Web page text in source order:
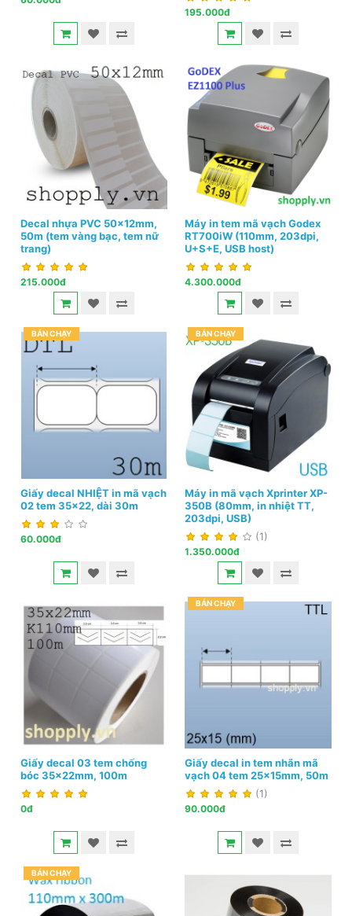
195.000đ
Decal nhựa PVC 50x12mm,
50m (tem vàng bạc, tem nữ
trang)
215.000đ
Máy in tem mã vạch Godex
RT700iW (110mm, 203dpi,
U+S+E, USB host)
4.300.000đ
BÁN CHẠY
Giấy decal NHIỆT in mã vạch
02 tem 35x22, dài 30m
60.000đ
BÁN CHẠY
Máy in mã vạch Xprinter XP-
350B (80mm, in nhiệt TT,
203dpi, USB)
(1)
1.350.000đ
Giấy decal 03 tem chống
bóc 35x22mm, 100m
0đ
BÁN CHẠY
Giấy decal in tem nhãn mã
vạch 04 tem 25x15mm, 50m
(1)
90.000đ
BÁN CHẠY